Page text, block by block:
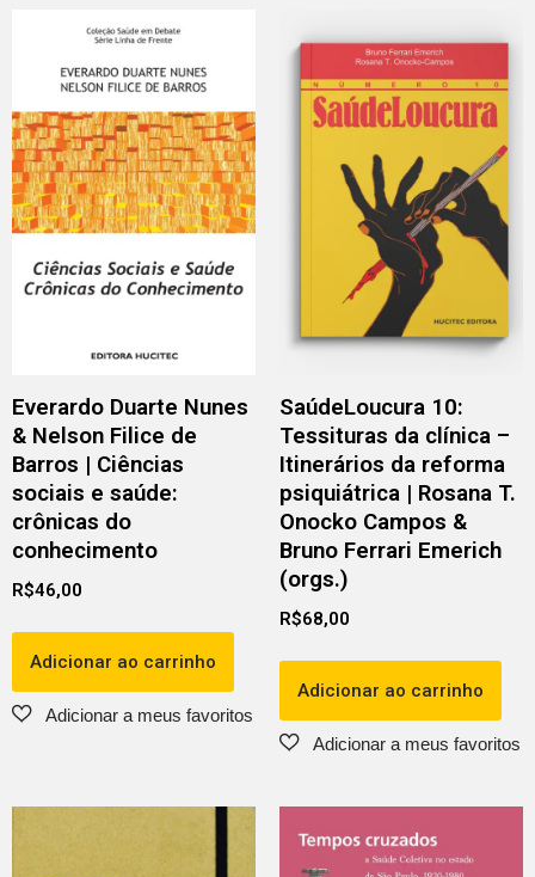
Everardo Duarte Nunes
& Nelson Filice de
Barros | Ciências
sociais e saúde:
crônicas do
conhecimento
R$46,00
Adicionar ao carrinho
SaúdeLoucura 10:
Tessituras da clínica –
Itinerários da reforma
psiquiátrica | Rosana T.
Onocko Campos &
Bruno Ferrari Emerich
(orgs.)
R$68,00
Adicionar ao carrinho